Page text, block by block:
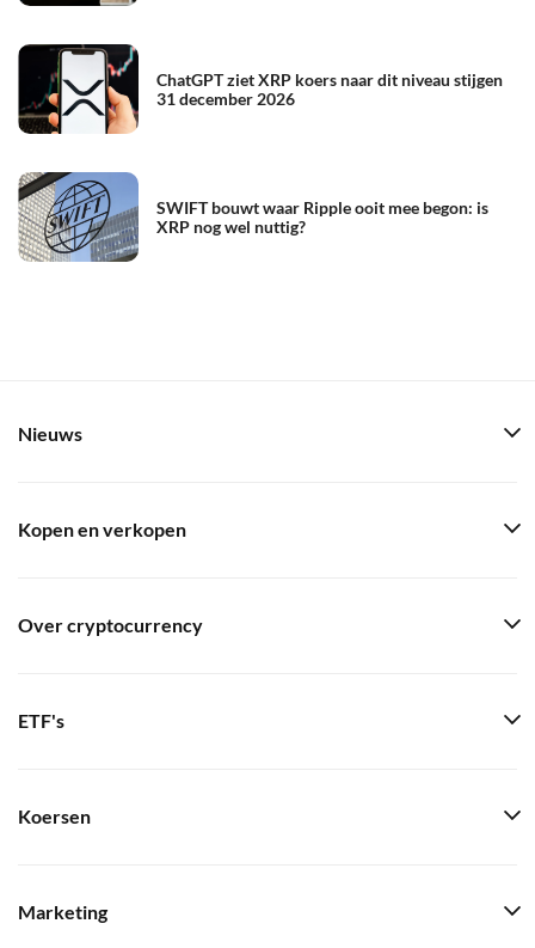
ChatGPT ziet XRP koers naar dit niveau stijgen
31 december 2026
SWIFT bouwt waar Ripple ooit mee begon: is
XRP nog wel nuttig?
Nieuws
Kopen en verkopen
Over cryptocurrency
ETF's
Koersen
Marketing